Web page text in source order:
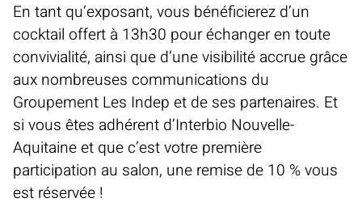
En tant qu’exposant, vous bénéficierez d’un
cocktail offert à 13h30 pour échanger en toute
convivialité, ainsi que d’une visibilité accrue grâce
aux nombreuses communications du
Groupement Les Indep et de ses partenaires. Et
si vous êtes adhérent d’Interbio Nouvelle-
Aquitaine et que c’est votre première
participation au salon, une remise de 10 % vous
est réservée !